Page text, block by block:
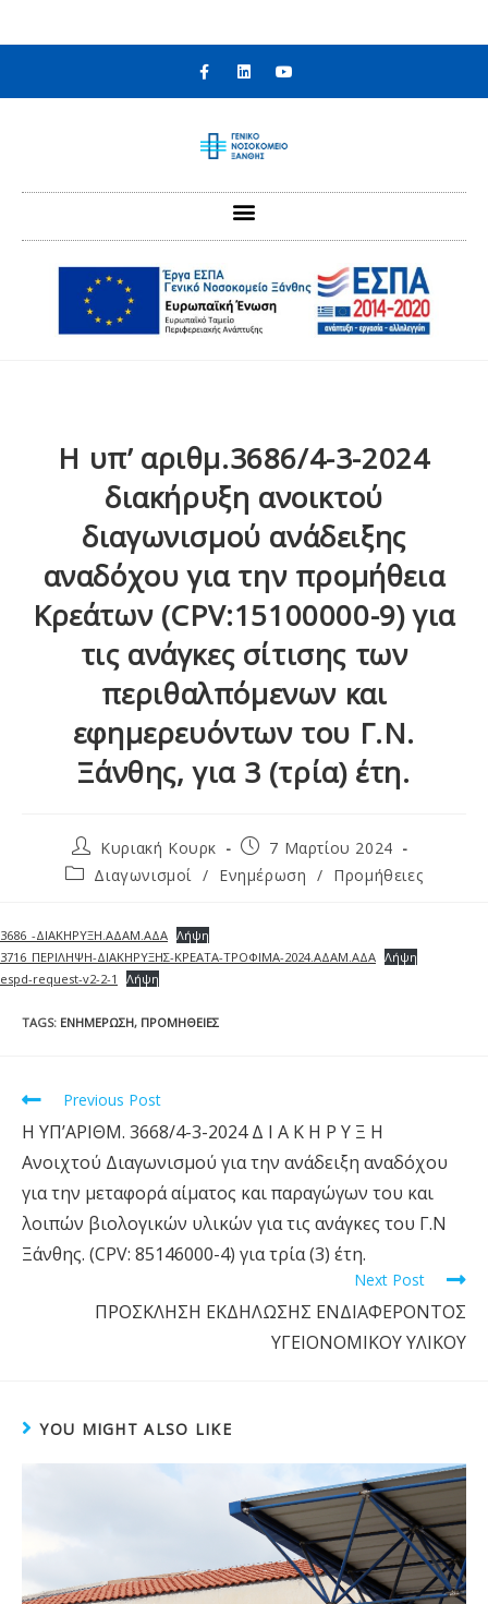
H υπ’ αριθμ.3686/4-3-2024
διακήρυξη ανοικτού
διαγωνισμού ανάδειξης
αναδόχου για την προμήθεια
Κρεάτων (CPV:15100000-9) για
τις ανάγκες σίτισης των
περιθαλπόμενων και
εφημερευόντων του Γ.Ν.
Ξάνθης, για 3 (τρία) έτη.
Κυριακή Κουρκ
7 Μαρτίου 2024
Διαγωνισμοί / Ενημέρωση / Προμήθειες
3686_-ΔΙΑΚΗΡΥΞΗ.ΑΔΑΜ.ΑΔΑ Λήψη
3716_ΠΕΡΙΛΗΨΗ-ΔΙΑΚΗΡΥΞΗΣ-ΚΡΕΑΤΑ-ΤΡΟΦΙΜΑ-2024.ΑΔΑΜ.ΑΔΑ Λήψη
espd-request-v2-2-1
Λήψη
TAGS: ΕΝΗΜΈΡΩΣΗ, ΠΡΟΜΉΘΕΙΕΣ
Previous Post
Η ΥΠ’ΑΡΙΘΜ. 3668/4-3-2024 Δ Ι Α Κ Η Ρ Υ Ξ Η
Ανοιχτού Διαγωνισμού για την ανάδειξη αναδόχου
για την μεταφορά αίματος και παραγώγων του και
λοιπών βιολογικών υλικών για τις ανάγκες του Γ.Ν
Ξάνθης. (CPV: 85146000-4) για τρία (3) έτη.
Next Post
ΠΡΟΣΚΛΗΣΗ ΕΚΔΗΛΩΣΗΣ ΕΝΔΙΑΦΕΡΟΝΤΟΣ
ΥΓΕΙΟΝΟΜΙΚΟΥ ΥΛΙΚΟΥ
YOU MIGHT ALSO LIKE